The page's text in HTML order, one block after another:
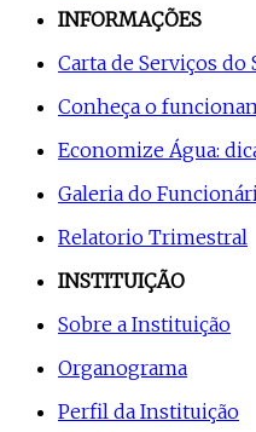
INFORMAÇÕES
Carta de Serviços do
Conheça o
Economize Água:
Galeria do
Relatorio Trimestral
INSTITUIÇÃO
Sobre a Instituição
Organograma
Perfil da Instituição